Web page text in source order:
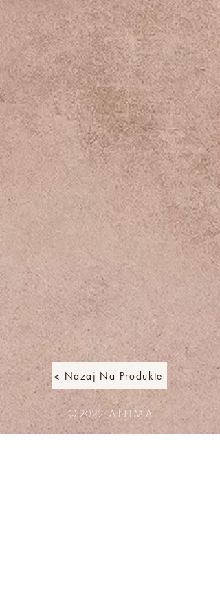
< Nazaj Na Produkte
© 2022 A N I M A